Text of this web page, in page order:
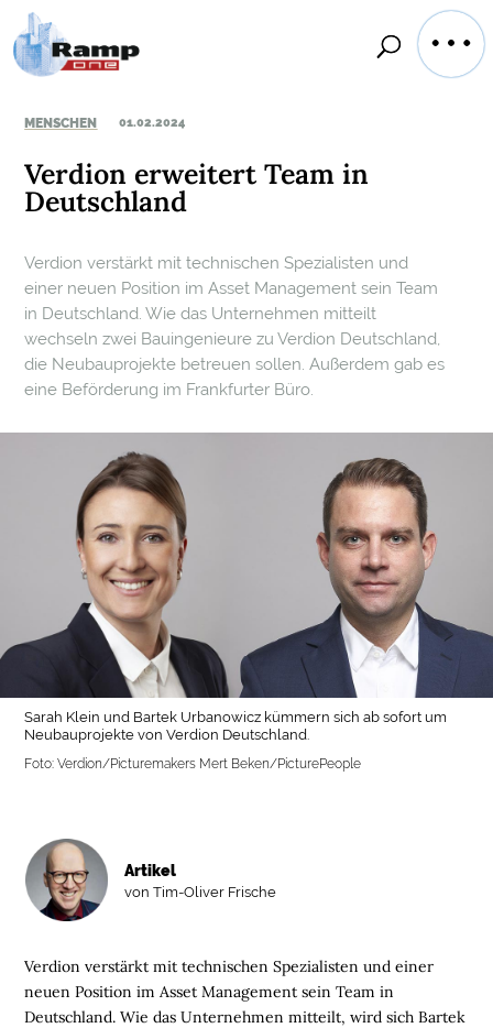
MENSCHEN 01.02.2024
Verdion erweitert Team in
Deutschland
Verdion verstärkt mit technischen Spezialisten und
einer neuen Position im Asset Management sein Team
in Deutschland. Wie das Unternehmen mitteilt
wechseln zwei Bauingenieure zu Verdion Deutschland,
die Neubauprojekte betreuen sollen. Außerdem gab es
eine Beförderung im Frankfurter Büro.
Sarah Klein und Bartek Urbanowicz kümmern sich ab sofort um
Neubauprojekte von Verdion Deutschland.
Foto: Verdion/Picturemakers Mert Beken/PicturePeople
Verdion verstärkt mit technischen Spezialisten und einer
neuen Position im Asset Management sein Team in
Deutschland. Wie das Unternehmen mitteilt, wird sich Bartek
Artikel
von Tim-Oliver Frische